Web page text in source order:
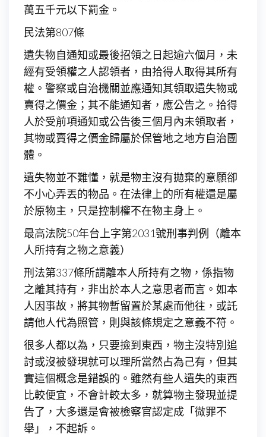
萬五千元以下罰金。
民法第807條
遺失物自通知或最後招領之日起逾六個月，未
經有受領權之人認領者，由拾得人取得其所有
權。警察或自治機關並應通知其領取遺失物或
賣得之價金；其不能通知者，應公告之。拾得
人於受前項通知或公告後三個月內未領取者，
其物或賣得之價金歸屬於保管地之地方自治團
體。
遺失物並不難懂，就是物主沒有拋棄的意願卻
不小心弄丟的物品。在法律上的所有權還是屬
於原物主，只是控制權不在物主身上。
最高法院50年台上字第2031號刑事判例（離本
人所持有之物之意義）
刑法第337條所謂離本人所持有之物，係指物
之離其持有，非出於本人之意思者而言。如本
人因事故，將其物暫留置於某處而他往，或託
請他人代為照管，則與該條規定之意義不符。
很多人都以為，只要撿到東西，物主沒特別追
討或沒被發現就可以理所當然占為己有，但其
實這個概念是錯誤的。雖然有些人遺失的東西
比較便宜，不會計較太多，就算物主發現並提
告了，大多還是會被檢察官認定成「微罪不
舉」，不起訴。